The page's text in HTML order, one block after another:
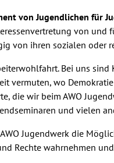
von Jugendlichen für
von
von ihren sozialen
Bei uns
vermuten, wo
die wir beim AWO
und vielen
Jugendwerk die
Rechte wahrnehmen